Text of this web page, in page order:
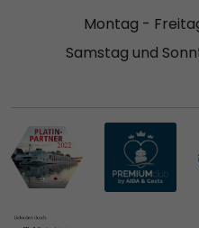
Montag -
Samstag und